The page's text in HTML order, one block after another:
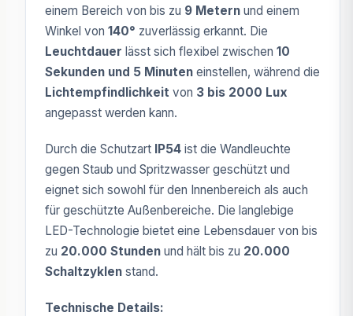
einem Bereich von bis zu 9 Metern und einem
Winkel von 140° zuverlässig erkannt. Die
Leuchtdauer lässt sich flexibel zwischen 10
Sekunden und 5 Minuten einstellen, während die
Lichtempfindlichkeit von 3 bis 2000 Lux
angepasst werden kann.
Durch die Schutzart IP54 ist die Wandleuchte
gegen Staub und Spritzwasser geschützt und
eignet sich sowohl für den Innenbereich als auch
für geschützte Außenbereiche. Die langlebige
LED-Technologie bietet eine Lebensdauer von bis
zu 20.000 Stunden und hält bis zu 20.000
Schaltzyklen stand.
Technische Details: